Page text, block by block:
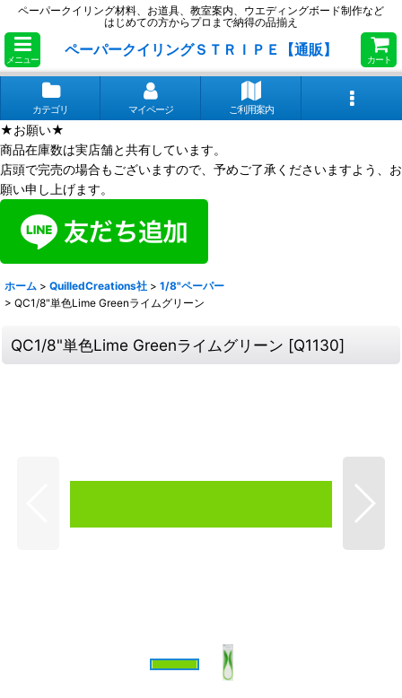
ペーパークイリング材料、お道具、教室案内、ウエディングボード制作など
はじめての方からプロまで納得の品揃え
メニュー
ペーパークイリングＳＴＲＩＰＥ【通販】
カート
カテゴリ マイページ ご利用案内
★お願い★
商品在庫数は実店舗と共有しています。
店頭で完売の場合もございますので、予めご了承くださいますよう、お
願い申し上げます。
ホーム > QuilledCreations社 > 1/8"ペーパー
> QC1/8"単色Lime Greenライムグリーン
QC1/8"単色Lime Greenライムグリーン [Q1130]